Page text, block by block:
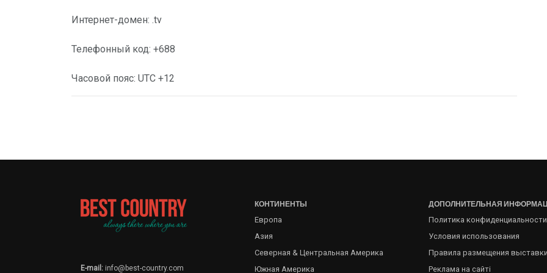
Интернет-домен: .tv
Телефонный код: +688
Часовой пояс: UTC +12
E-mail: info@best-country.com
КОНТИНЕНТЫ
Европа
Азия
Северная & Центральная Америка
Южная Америка
ДОПОЛНИТЕЛЬНАЯ
Политика конфиденциальности
Условия использования
Правила размещения выставки
Реклама на сайті